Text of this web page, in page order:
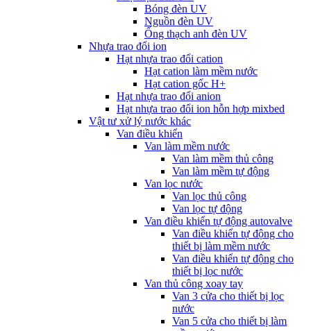
Bóng đèn UV
Nguồn đèn UV
Ống thạch anh đèn UV
Nhựa trao đổi ion
Hạt nhựa trao đổi cation
Hạt cation làm mềm nước
Hạt cation gốc H+
Hạt nhựa trao đổi anion
Hạt nhựa trao đổi ion hỗn hợp mixbed
Vật tư xử lý nước khác
Van điều khiển
Van làm mềm nước
Van làm mềm thủ công
Van làm mềm tự động
Van lọc nước
Van lọc thủ công
Van lọc tự động
Van điều khiển tự động autovalve
Van điều khiển tự động cho
thiết bị làm mềm nước
Van điều khiển tự động cho
thiết bị lọc nước
Van thủ công xoay tay
Van 3 cửa cho thiết bị lọc
nước
Van 5 cửa cho thiết bị làm